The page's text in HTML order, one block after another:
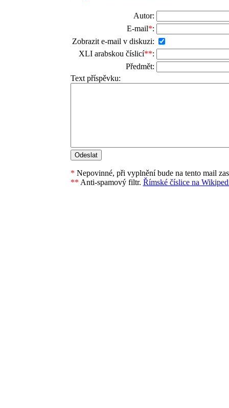
Autor:
E-mail*:
Zobrazit e-mail v diskuzi:
XLI arabskou číslicí**:
Předmět:
Text příspěvku:
* Nepovinné, při vyplnění bude na tento mail
** Anti-spamový filtr. Římské číslice na